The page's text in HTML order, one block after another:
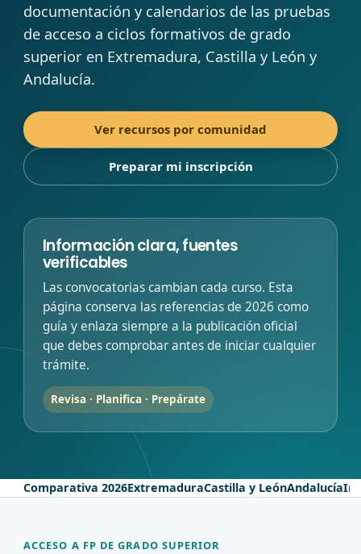
documentación y calendarios de las pruebas
de acceso a ciclos formativos de grado
superior en Extremadura, Castilla y León y
Andalucía.
Ver recursos por comunidad
Preparar mi inscripción
Información clara, fuentes
verificables
Las convocatorias cambian cada curso. Esta
página conserva las referencias de 2026 como
guía y enlaza siempre a la publicación oficial
que debes comprobar antes de iniciar cualquier
trámite.
Revisa · Planifica · Prepárate
Comparativa 2026ExtremaduraCastilla y LeónAndalucía
ACCESO A FP DE GRADO SUPERIOR